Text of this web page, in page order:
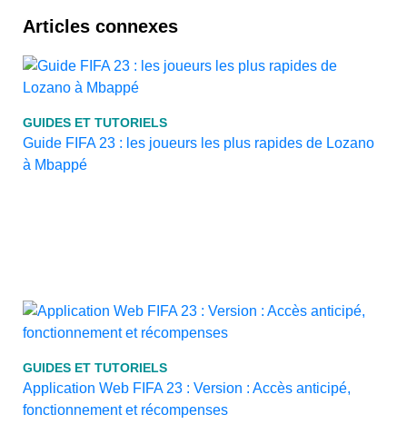
Articles connexes
GUIDES ET TUTORIELS
Guide FIFA 23 : les joueurs les plus rapides de Lozano
à Mbappé
GUIDES ET TUTORIELS
Application Web FIFA 23 : Version : Accès anticipé,
fonctionnement et récompenses